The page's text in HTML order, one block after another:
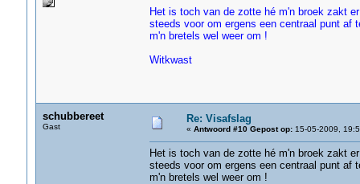
Het is toch van de zotte hé m'n broek zakt
steeds voor om ergens een centraal punt af
m'n bretels wel weer om !
Witkwast
schubbereet
Gast
Re: Visafslag
« Antwoord #10 Gepost op:15-05-2009,
Het is toch van de zotte hé m'n broek zakt
steeds voor om ergens een centraal punt af
m'n bretels wel weer om !